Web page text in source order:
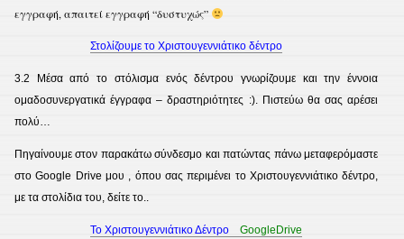
εγγραφή, απαιτεί εγγραφή “δυστυχώς”
Στολίζουμε το Χριστουγεννιάτικο δέντρο
3.2 Μέσα από το στόλισμα ενός δέντρου γνωρίζουμε και την έννοια
ομαδοσυνεργατικά έγγραφα – δραστηριότητες :). Πιστεύω θα σας αρέσει
πολύ…
Πηγαίνουμε στον παρακάτω σύνδεσμο και πατώντας πάνω μεταφερόμαστε
στο Google Drive μου , όπου σας περιμένει το Χριστουγεννιάτικο δέντρο,
με τα στολίδια του, δείτε το..
Το Χριστουγεννιάτικο Δέντρο GoogleDrive